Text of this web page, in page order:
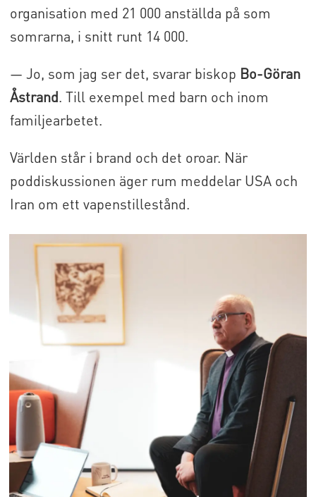
organisation med 21 000 anställda på som
somrarna, i snitt runt 14 000.
— Jo, som jag ser det, svarar biskop Bo-Göran
Åstrand. Till exempel med barn och inom
familjearbetet.
Världen står i brand och det oroar. När
poddiskussionen äger rum meddelar USA och
Iran om ett vapenstillestånd.